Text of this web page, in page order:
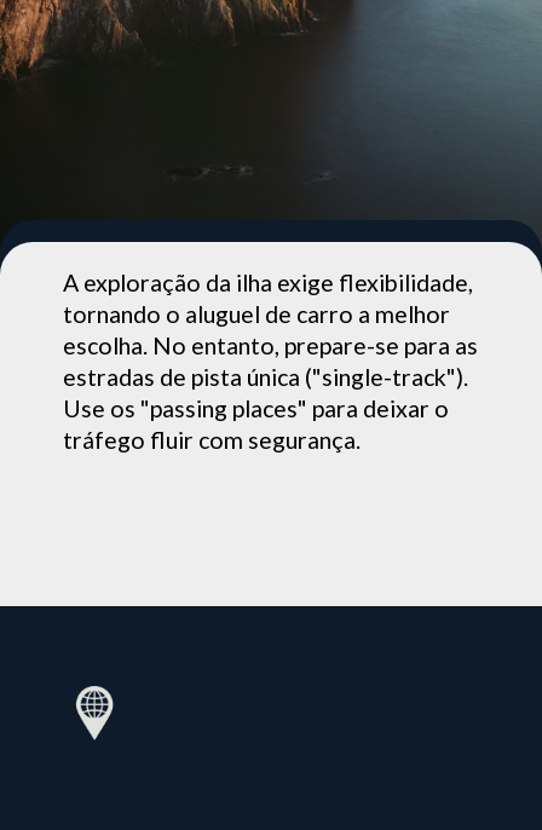
A exploração da ilha exige flexibilidade,
tornando o aluguel de carro a melhor
escolha. No entanto, prepare-se para as
estradas de pista única ("single-track").
Use os "passing places" para deixar o
tráfego fluir com segurança.